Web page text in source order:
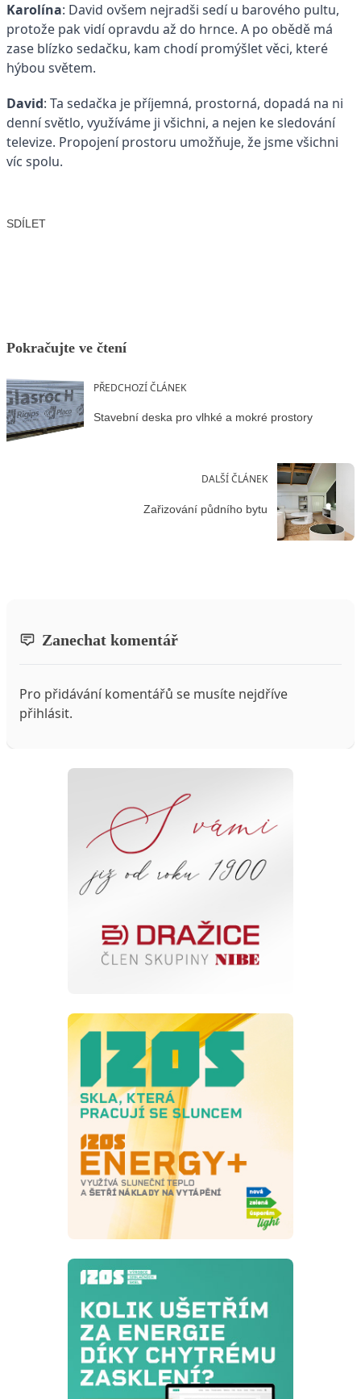
Karolína: David ovšem nejradši sedí u barového pultu,
protože pak vidí opravdu až do hrnce. A po obědě má
zase blízko sedačku, kam chodí promýšlet věci, které
hýbou světem.
David: Ta sedačka je příjemná, prostorná, dopadá na ni
denní světlo, využíváme ji všichni, a nejen ke sledování
televize. Propojení prostoru umožňuje, že jsme všichni
víc spolu.
SDÍLET
Pokračujte ve čtení
PŘEDCHOZÍ ČLÁNEK
Stavební deska pro vlhké a mokré prostory
DALŠÍ ČLÁNEK
Zařizování půdního bytu
Zanechat komentář
Pro přidávání komentářů se musíte nejdříve
přihlásit.